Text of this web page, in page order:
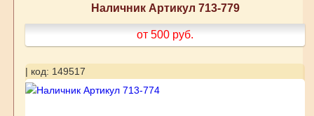
Наличник Артикул 713-779
от 500 руб.
| код: 149517